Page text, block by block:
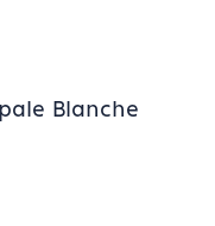
Blanche